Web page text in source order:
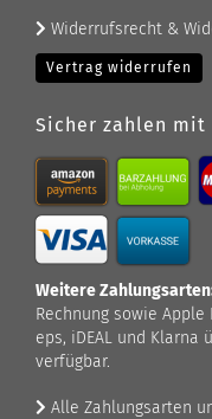
Widerrufsrecht &
Vertrag widerrufen
Sicher zahlen mit
Weitere
Rechnung sowie
eps, iDEAL und
verfügbar.
Alle Zahlungsarten